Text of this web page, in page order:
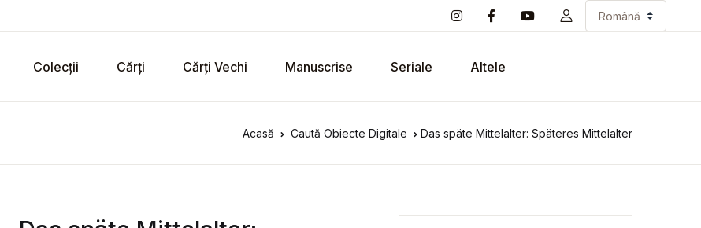
Colecții Cărți Cărți Vechi Manuscrise Seriale Altele
Acasă Caută Obiecte Digitale Das späte Mittelalter: Späteres Mittelalter